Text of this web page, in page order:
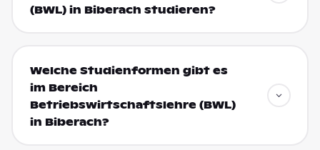
(BWL) in Biberach studieren?
Welche Studienformen gibt es
im Bereich
Betriebswirtschaftslehre (BWL)
in Biberach?